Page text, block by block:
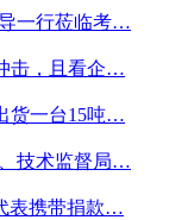
一行莅临考…
击，且看企…
货一台15吨…
技术监督局…
表携带捐款…